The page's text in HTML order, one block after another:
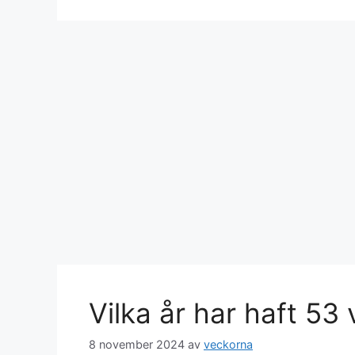
Vilka år har haft 53
8 november 2024 av veckorna